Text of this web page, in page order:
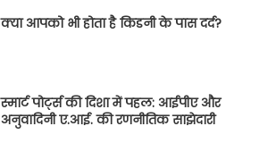
क्या आपको भी होता है किडनी के पास दर्द?
स्मार्ट पोर्ट्स की दिशा में पहल: आईपीए और
अनुवादिनी ए.आई. की रणनीतिक साझेदारी